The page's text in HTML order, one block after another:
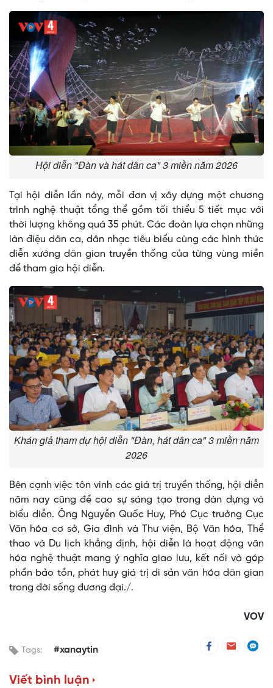
Hội diễn "Đàn và hát dân ca" 3 miền năm 2026
Tại hội diễn lần này, mỗi đơn vị xây dựng một chương
trình nghệ thuật tổng thể gồm tối thiểu 5 tiết mục với
thời lượng không quá 35 phút. Các đoàn lựa chọn những
làn điệu dân ca, dân nhạc tiêu biểu cùng các hình thức
diễn xướng dân gian truyền thống của từng vùng miền
để tham gia hội diễn.
Khán giả tham dự hội diễn "Đàn, hát dân ca" 3 miền năm
2026
Bên cạnh việc tôn vinh các giá trị truyền thống, hội diễn
năm nay cũng đề cao sự sáng tạo trong dàn dựng và
biểu diễn. Ông Nguyễn Quốc Huy, Phó Cục trưởng Cục
Văn hóa cơ sở, Gia đình và Thư viện, Bộ Văn hóa, Thể
thao và Du lịch khẳng định, hội diễn là hoạt động văn
hóa nghệ thuật mang ý nghĩa giao lưu, kết nối và góp
phần bảo tồn, phát huy giá trị di sản văn hóa dân gian
trong đời sống đương đại./.
VOV
Tags: #xanaytin
Viết bình luận